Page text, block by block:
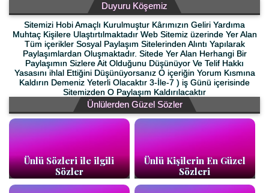
Duyuru Köşemiz
Sitemizi Hobi Amaçlı Kurulmuştur Kârımızın Geliri Yardıma
Muhtaç Kişilere Ulaştırtılmaktadır Web Sitemiz üzerinde Yer Alan
Tüm içerikler Sosyal Paylaşım Sitelerinden Alıntı Yapılarak
Paylaşımlardan Oluşmaktadır. Sitede Yer Alan Herhangi Bir
Paylaşımın Sizlere Ait Olduğunu Düşünüyor Ve Telif Hakkı
Yasasını ihlal Ettiğini Düşünüyorsanız O içeriğin Yorum Kısmına
Kaldırın Demeniz Yeterli Olacaktır 3-İle-7 ) iş Günü içerisinde
Sitemizden O Paylaşım Kaldırılacaktır
Ünlülerden Güzel Sözler
Ünlü Sözleri ile ilgili
Sözler
Ünlü Kişilerin En Güzel
Sözleri